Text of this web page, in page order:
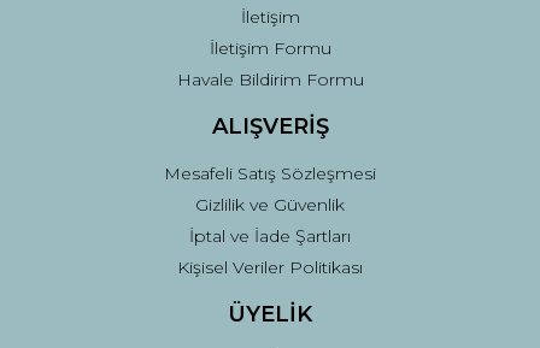
İletişim
İletişim Formu
Havale Bildirim Formu
ALIŞVERİŞ
Mesafeli Satış Sözleşmesi
Gizlilik ve Güvenlik
İptal ve İade Şartları
Kişisel Veriler Politikası
ÜYELİK